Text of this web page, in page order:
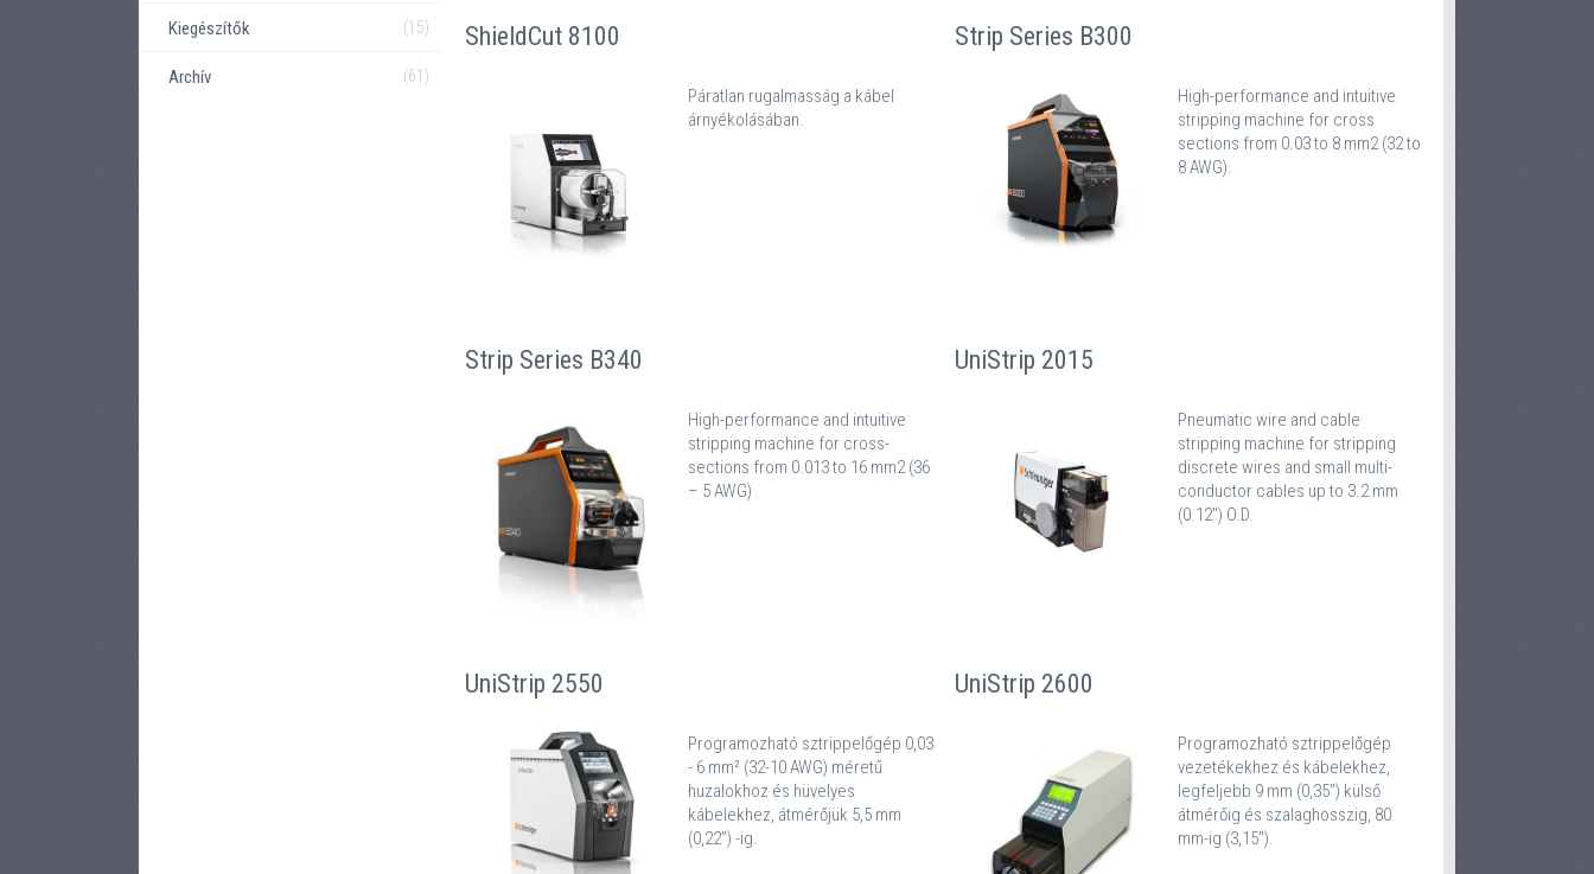
Kiegészítők (15)
Archív (61)
ShieldCut 8100
Páratlan rugalmasság a kábel
árnyékolásában.
Strip Series B300
High-performance and intuitive
stripping machine for cross
sections from 0.03 to 8 mm2 (32 to
8 AWG).
Strip Series B340
High-performance and intuitive
stripping machine for cross-
sections from 0.013 to 16 mm2 (36
– 5 AWG)
UniStrip 2015
Pneumatic wire and cable
stripping machine for stripping
discrete wires and small multi-
conductor cables up to 3.2 mm
(0.12") O.D.
UniStrip 2550
Programozható sztrippelőgép 0,03
- 6 mm² (32-10 AWG) méretű
huzalokhoz és hüvelyes
kábelekhez, átmérőjük 5,5 mm
(0,22”) -ig.
UniStrip 2600
Programozható sztrippelőgép
vezetékekhez és kábelekhez,
legfeljebb 9 mm (0,35'') külső
átmérőig és szalaghosszig, 80
mm-ig (3,15'').